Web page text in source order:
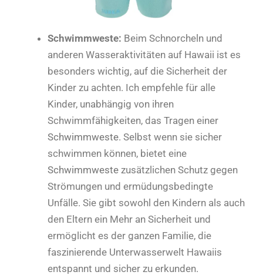
Schwimmweste: Beim Schnorcheln und
anderen Wasseraktivitäten auf Hawaii ist es
besonders wichtig, auf die Sicherheit der
Kinder zu achten. Ich empfehle für alle
Kinder, unabhängig von ihren
Schwimmfähigkeiten, das Tragen einer
Schwimmweste. Selbst wenn sie sicher
schwimmen können, bietet eine
Schwimmweste zusätzlichen Schutz gegen
Strömungen und ermüdungsbedingte
Unfälle. Sie gibt sowohl den Kindern als auch
den Eltern ein Mehr an Sicherheit und
ermöglicht es der ganzen Familie, die
faszinierende Unterwasserwelt Hawaiis
entspannt und sicher zu erkunden.